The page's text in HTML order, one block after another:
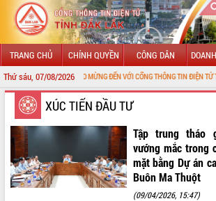
TRANG CHỦ CHÍNH QUYỀN CÔNG DÂN
Thứ sáu, 07/08/2026CHÀO MỪNG ĐẾN VỚI CỔNG THÔNG TIN ĐIỆN TỬ TỈNH
GIỚI THIỆU
LÃNH ĐẠO UBND TỈNH
TIN TỨC SỰ KIỆN
SỞ, BAN, NGÀNH
XÚC TIẾN ĐẦU TƯ
Tập trung tháo
vướng mắc trong
mặt bằng Dự án
Buôn Ma Thuột
(09/04/2026, 15:47)